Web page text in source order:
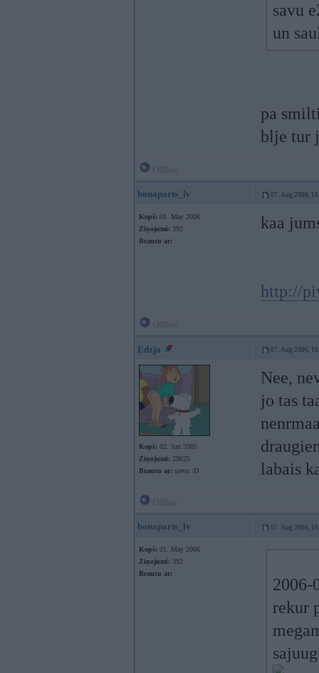
savu
un
pa
blje tur
bonaparts_lv 07. Aug 2006,
Kopš: 01. May 2006
Ziņojumi: 392
Braucu ar:
kaa
http://
Edzja 07. Aug 2006,
Kopš: 02. Jun 2005
Ziņojumi: 29025
Braucu ar: sievu :D
Nee,
jo tas
labais
bonaparts_lv 07. Aug 2006,
Kopš: 01. May 2006
Ziņojumi: 392
Braucu ar:
2006-
rekur